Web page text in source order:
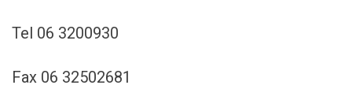
Tel 06 3200930
Fax 06 32502681